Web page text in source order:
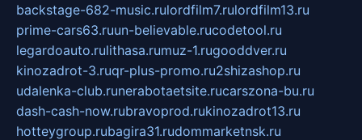
backstage-682-music.rulordfilm7.rulordfilm13.ru
prime-cars63.ruun-believable.rucodetool.ru
legardoauto.rulithasa.rumuz-1.rugooddver.ru
kinozadrot-3.ruqr-plus-promo.ru2shizashop.ru
udalenka-club.runerabotaetsite.rucarszona-bu.ru
dash-cash-now.rubravoprod.rukinozadrot13.ru
hotteygroup.rubagira31.rudommarketnsk.ru